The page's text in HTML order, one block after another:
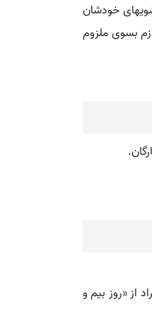
خودشان
بسوی ملزوم
لفظ، مانند این شعر: شنیدم که در روز امّید و بیم / بَدان را به نیکان ببخشد کریم (سعدی۱: ۳۷ )، که مراد از «روز بیم و